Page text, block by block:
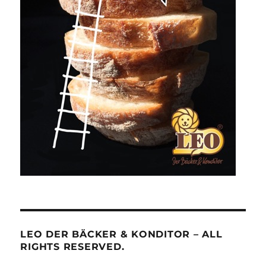
LEO DER BÄCKER & KONDITOR – ALL
RIGHTS RESERVED.